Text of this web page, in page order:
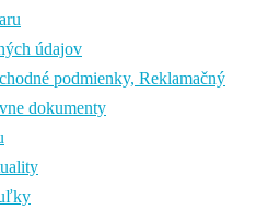
údajov
podmienky, Reklamačný
dokumenty